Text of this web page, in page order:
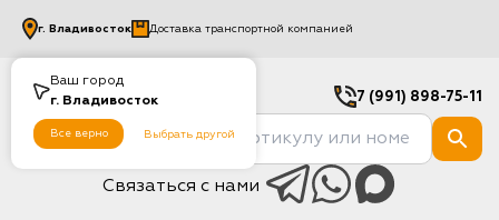
Ваш город
г. Владивосток
Все верно Выбрать другой
г. Владивосток Доставка транспортной компанией
7 (991) 898-75-11
Связаться с нами